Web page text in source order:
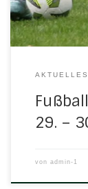
H/N/U/N
AKTUELLES
29. –
von admin-1